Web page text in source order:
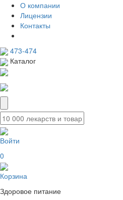
О компании
Лицензии
Контакты
473-474
Каталог
Войти
0
Корзина
Здоровое питание